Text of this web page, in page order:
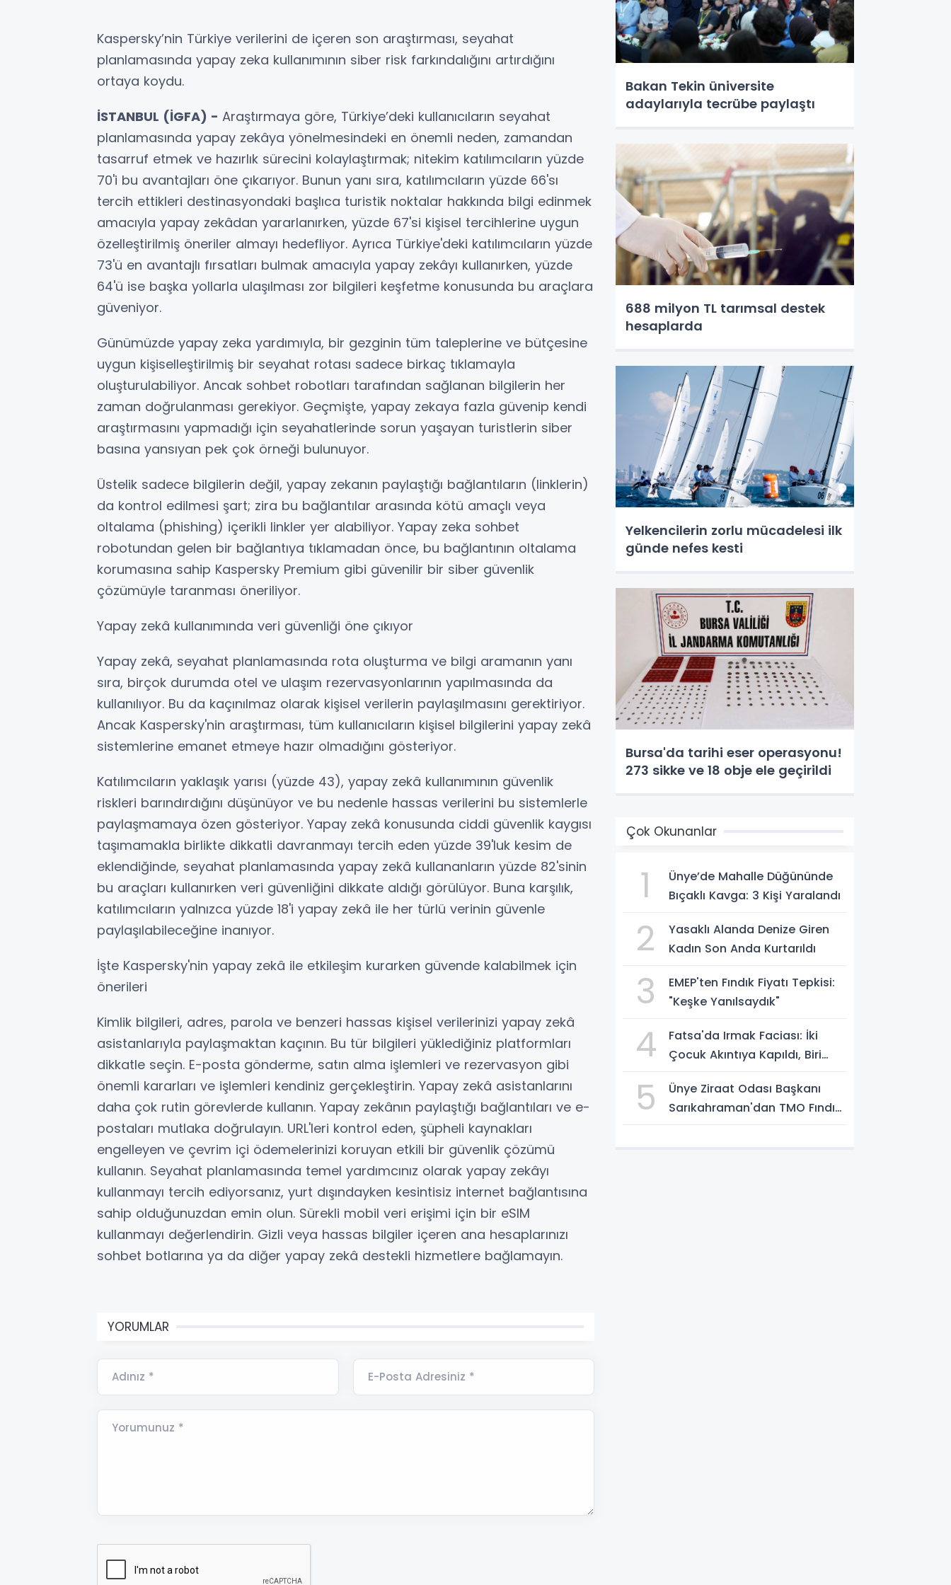
Kaspersky’nin Türkiye verilerini de içeren son araştırması, seyahat
planlamasında yapay zeka kullanımının siber risk farkındalığını artırdığını
ortaya koydu.
İSTANBUL (İGFA) - Araştırmaya göre, Türkiye’deki kullanıcıların seyahat
planlamasında yapay zekâya yönelmesindeki en önemli neden, zamandan
tasarruf etmek ve hazırlık sürecini kolaylaştırmak; nitekim katılımcıların yüzde
70'i bu avantajları öne çıkarıyor. Bunun yanı sıra, katılımcıların yüzde 66'sı
tercih ettikleri destinasyondaki başlıca turistik noktalar hakkında bilgi edinmek
amacıyla yapay zekâdan yararlanırken, yüzde 67'si kişisel tercihlerine uygun
özelleştirilmiş öneriler almayı hedefliyor. Ayrıca Türkiye'deki katılımcıların yüzde
73'ü en avantajlı fırsatları bulmak amacıyla yapay zekâyı kullanırken, yüzde
64'ü ise başka yollarla ulaşılması zor bilgileri keşfetme konusunda bu araçlara
güveniyor.
Günümüzde yapay zeka yardımıyla, bir gezginin tüm taleplerine ve bütçesine
uygun kişiselleştirilmiş bir seyahat rotası sadece birkaç tıklamayla
oluşturulabiliyor. Ancak sohbet robotları tarafından sağlanan bilgilerin her
zaman doğrulanması gerekiyor. Geçmişte, yapay zekaya fazla güvenip kendi
araştırmasını yapmadığı için seyahatlerinde sorun yaşayan turistlerin siber
basına yansıyan pek çok örneği bulunuyor.
Üstelik sadece bilgilerin değil, yapay zekanın paylaştığı bağlantıların (linklerin)
da kontrol edilmesi şart; zira bu bağlantılar arasında kötü amaçlı veya
oltalama (phishing) içerikli linkler yer alabiliyor. Yapay zeka sohbet
robotundan gelen bir bağlantıya tıklamadan önce, bu bağlantının oltalama
korumasına sahip Kaspersky Premium gibi güvenilir bir siber güvenlik
çözümüyle taranması öneriliyor.
Yapay zekâ kullanımında veri güvenliği öne çıkıyor
Yapay zekâ, seyahat planlamasında rota oluşturma ve bilgi aramanın yanı
sıra, birçok durumda otel ve ulaşım rezervasyonlarının yapılmasında da
kullanılıyor. Bu da kaçınılmaz olarak kişisel verilerin paylaşılmasını gerektiriyor.
Ancak Kaspersky'nin araştırması, tüm kullanıcıların kişisel bilgilerini yapay zekâ
sistemlerine emanet etmeye hazır olmadığını gösteriyor.
Katılımcıların yaklaşık yarısı (yüzde 43), yapay zekâ kullanımının güvenlik
riskleri barındırdığını düşünüyor ve bu nedenle hassas verilerini bu sistemlerle
paylaşmamaya özen gösteriyor. Yapay zekâ konusunda ciddi güvenlik kaygısı
taşımamakla birlikte dikkatli davranmayı tercih eden yüzde 39'luk kesim de
eklendiğinde, seyahat planlamasında yapay zekâ kullananların yüzde 82'sinin
bu araçları kullanırken veri güvenliğini dikkate aldığı görülüyor. Buna karşılık,
katılımcıların yalnızca yüzde 18'i yapay zekâ ile her türlü verinin güvenle
paylaşılabileceğine inanıyor.
İşte Kaspersky'nin yapay zekâ ile etkileşim kurarken güvende kalabilmek için
önerileri
Kimlik bilgileri, adres, parola ve benzeri hassas kişisel verilerinizi yapay zekâ
asistanlarıyla paylaşmaktan kaçının. Bu tür bilgileri yüklediğiniz platformları
dikkatle seçin. E-posta gönderme, satın alma işlemleri ve rezervasyon gibi
önemli kararları ve işlemleri kendiniz gerçekleştirin. Yapay zekâ asistanlarını
daha çok rutin görevlerde kullanın. Yapay zekânın paylaştığı bağlantıları ve e-
postaları mutlaka doğrulayın. URL'leri kontrol eden, şüpheli kaynakları
engelleyen ve çevrim içi ödemelerinizi koruyan etkili bir güvenlik çözümü
kullanın. Seyahat planlamasında temel yardımcınız olarak yapay zekâyı
kullanmayı tercih ediyorsanız, yurt dışındayken kesintisiz internet bağlantısına
sahip olduğunuzdan emin olun. Sürekli mobil veri erişimi için bir eSIM
kullanmayı değerlendirin. Gizli veya hassas bilgiler içeren ana hesaplarınızı
sohbet botlarına ya da diğer yapay zekâ destekli hizmetlere bağlamayın.
YORUMLAR
Adınız * E-Posta Adresiniz *
Yorumunuz *
Bakan Tekin üniversite
adaylarıyla tecrübe paylaştı
688 milyon TL tarımsal destek
hesaplarda
Yelkencilerin zorlu mücadelesi ilk
günde nefes kesti
Bursa'da tarihi eser operasyonu!
273 sikke ve 18 obje ele geçirildi
Çok Okunanlar
1
Ünye’de Mahalle Düğününde
Bıçaklı Kavga: 3 Kişi Yaralandı
2
Yasaklı Alanda Denize Giren
Kadın Son Anda Kurtarıldı
3
EMEP'ten Fındık Fiyatı Tepkisi:
"Keşke Yanılsaydık"
4
Fatsa'da Irmak Faciası: İki
Çocuk Akıntıya Kapıldı, Biri
5
Ünye Ziraat Odası Başkanı
Sarıkahraman'dan TMO Fındık